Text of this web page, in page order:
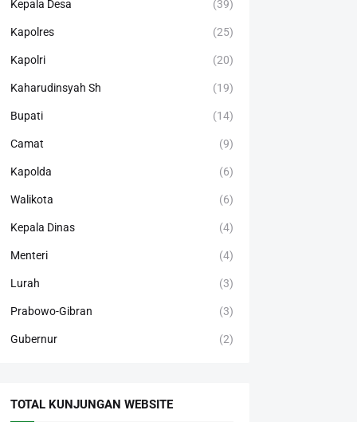
Kepala Desa (39)
Kapolres (25)
Kapolri (20)
Kaharudinsyah Sh (19)
Bupati (14)
Camat (9)
Kapolda (6)
Walikota (6)
Kepala Dinas (4)
Menteri (4)
Lurah (3)
Prabowo-Gibran (3)
Gubernur (2)
TOTAL KUNJUNGAN WEBSITE